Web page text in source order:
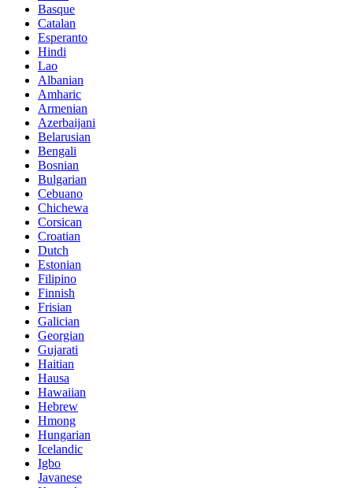
Basque
Catalan
Esperanto
Hindi
Lao
Albanian
Amharic
Armenian
Azerbaijani
Belarusian
Bengali
Bosnian
Bulgarian
Cebuano
Chichewa
Corsican
Croatian
Dutch
Estonian
Filipino
Finnish
Frisian
Galician
Georgian
Gujarati
Haitian
Hausa
Hawaiian
Hebrew
Hmong
Hungarian
Icelandic
Igbo
Javanese